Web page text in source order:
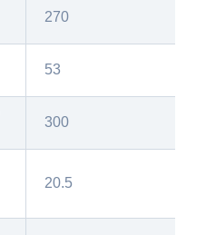
270
53
300
20.5